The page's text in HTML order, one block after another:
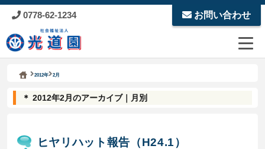
0778-62-1234 お問い合わせ
社会福祉法人 光道園
2012年 2月
＊ 2012年2月のアーカイブ｜月別
ヒヤリハット報告（H24.1）